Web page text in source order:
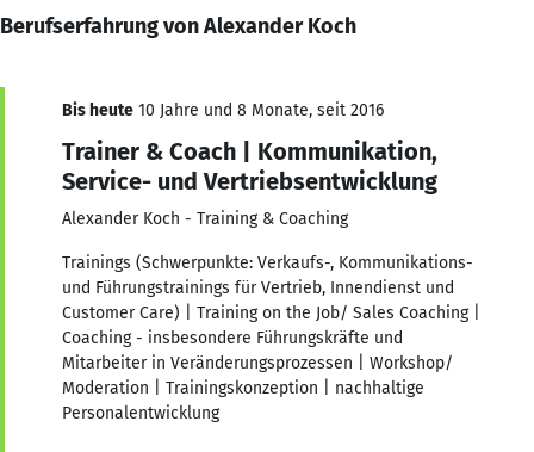
Berufserfahrung von Alexander Koch
Bis heute 10 Jahre und 8 Monate, seit 2016
Trainer & Coach | Kommunikation,
Service- und Vertriebsentwicklung
Alexander Koch - Training & Coaching
Trainings (Schwerpunkte: Verkaufs-, Kommunikations-
und Führungstrainings für Vertrieb, Innendienst und
Customer Care) | Training on the Job/ Sales Coaching |
Coaching - insbesondere Führungskräfte und
Mitarbeiter in Veränderungsprozessen | Workshop/
Moderation | Trainingskonzeption | nachhaltige
Personalentwicklung